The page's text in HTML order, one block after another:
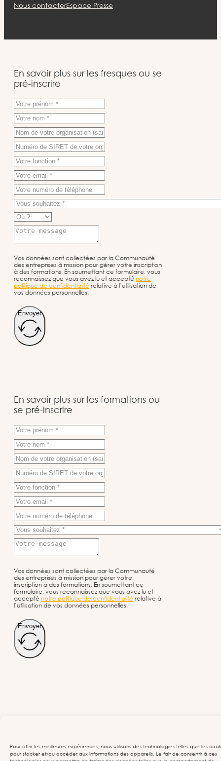
Pour offrir les meilleures expériences, nous utilisons des technologies telles que les
pour stocker et/ou accéder aux informations des appareils. Le fait de consentir à ces
Nous contacterEspace Presse
En savoir plus sur les fresques ou se
pré-inscrire
Vos données sont collectées par la Communauté
des entreprises à mission pour gérer votre inscription
à des formations. En soumettant ce formulaire, vous
reconnaissez que vous avez lu et accepté notre
politique de confidentialitérelative à l’utilisation de
vos données personnelles.
Envoyer
En savoir plus sur les formations ou
se pré-inscrire
Vos données sont collectées par la Communauté
des entreprises à mission pour gérer votre
inscription à des formations. En soumettant ce
formulaire, vous reconnaissez que vous avez lu et
accepté notre politique de confidentialitérelative à
l’utilisation de vos données personnelles.
Envoyer